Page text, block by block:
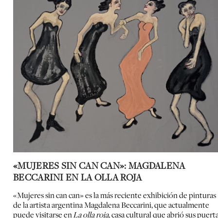
«MUJERES SIN CAN CAN»: MAGDALENA
BECCARINI EN LA OLLA ROJA
«Mujeres sin can can» es la más reciente exhibición de pinturas
de la artista argentina Magdalena Beccarini, que actualmente
puede visitarse enLa olla roja, casa cultural que abrió sus